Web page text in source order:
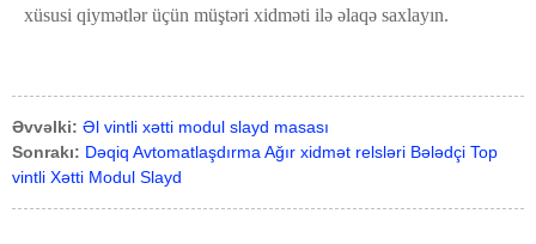
xüsusi qiymətlər üçün müştəri xidməti ilə əlaqə saxlayın.
Əvvəlki: Əl vintli xətti modul slayd masası
Sonrakı: Dəqiq Avtomatlaşdırma Ağır xidmət relsləri Bələdçi Top
vintli Xətti Modul Slayd